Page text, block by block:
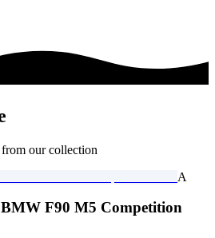
our collection
A
F90 M5 Competition